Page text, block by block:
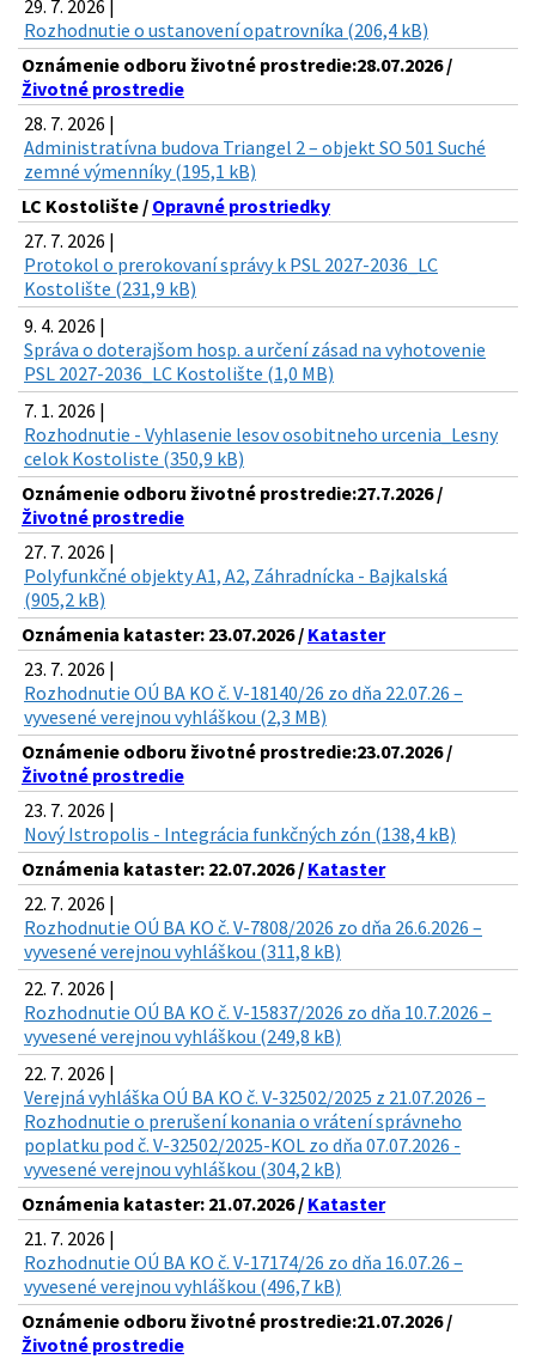
29. 7. 2026 |
Rozhodnutie o ustanovení opatrovníka (206,4 kB)
Oznámenie odboru životné prostredie:28.07.2026 /
Životné prostredie
28. 7. 2026 |
Administratívna budova Triangel 2 – objekt SO 501 Suché
zemné výmenníky (195,1 kB)
LC Kostolište / Opravné prostriedky
27. 7. 2026 |
Protokol o prerokovaní správy k PSL 2027-2036_LC
Kostolište (231,9 kB)
9. 4. 2026 |
Správa o doterajšom hosp. a určení zásad na vyhotovenie
PSL 2027-2036_LC Kostolište (1,0 MB)
7. 1. 2026 |
Rozhodnutie - Vyhlasenie lesov osobitneho urcenia_Lesny
celok Kostoliste (350,9 kB)
Oznámenie odboru životné prostredie:27.7.2026 /
Životné prostredie
27. 7. 2026 |
Polyfunkčné objekty A1, A2, Záhradnícka - Bajkalská
(905,2 kB)
Oznámenia kataster: 23.07.2026 / Kataster
23. 7. 2026 |
Rozhodnutie OÚ BA KO č. V-18140/26 zo dňa 22.07.26 –
vyvesené verejnou vyhláškou (2,3 MB)
Oznámenie odboru životné prostredie:23.07.2026 /
Životné prostredie
23. 7. 2026 |
Nový Istropolis - Integrácia funkčných zón (138,4 kB)
Oznámenia kataster: 22.07.2026 / Kataster
22. 7. 2026 |
Rozhodnutie OÚ BA KO č. V-7808/2026 zo dňa 26.6.2026 –
vyvesené verejnou vyhláškou (311,8 kB)
22. 7. 2026 |
Rozhodnutie OÚ BA KO č. V-15837/2026 zo dňa 10.7.2026 –
vyvesené verejnou vyhláškou (249,8 kB)
22. 7. 2026 |
Verejná vyhláška OÚ BA KO č. V-32502/2025 z 21.07.2026 –
Rozhodnutie o prerušení konania o vrátení správneho
poplatku pod č. V-32502/2025-KOL zo dňa 07.07.2026 -
vyvesené verejnou vyhláškou (304,2 kB)
Oznámenia kataster: 21.07.2026 / Kataster
21. 7. 2026 |
Rozhodnutie OÚ BA KO č. V-17174/26 zo dňa 16.07.26 –
vyvesené verejnou vyhláškou (496,7 kB)
Oznámenie odboru životné prostredie:21.07.2026 /
Životné prostredie